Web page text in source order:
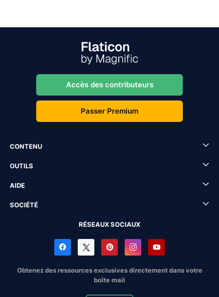
Accès des contributeurs
Passer Premium
CONTENU
OUTILS
AIDE
SOCIÉTÉ
RÉSEAUX SOCIAUX
Obtenez des ressources exclusives directement dans votre
boîte mail